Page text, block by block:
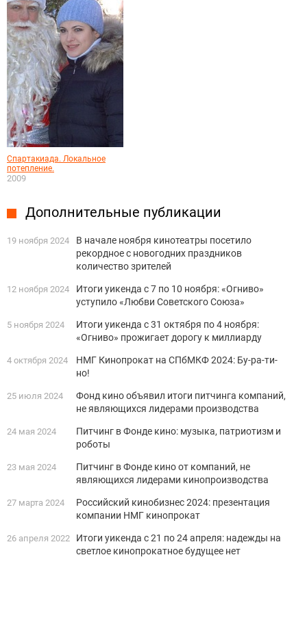
Спартакиада. Локальное
потепление.
2009
Дополнительные публикации
19 ноября 2024
В начале ноября кинотеатры посетило
рекордное с новогодних праздников
количество зрителей
12 ноября 2024
Итоги уикенда с 7 по 10 ноября: «Огниво»
уступило «Любви Советского Союза»
5 ноября 2024
Итоги уикенда с 31 октября по 4 ноября:
«Огниво» прожигает дорогу к миллиарду
4 октября 2024
НМГ Кинопрокат на СПбМКФ 2024: Бу-ра-ти-
но!
25 июля 2024
Фонд кино объявил итоги питчинга компаний,
не являющихся лидерами производства
24 мая 2024
Питчинг в Фонде кино: музыка, патриотизм и
роботы
23 мая 2024
Питчинг в Фонде кино от компаний, не
являющихся лидерами кинопроизводства
27 марта 2024
Российский кинобизнес 2024: презентация
компании НМГ кинопрокат
26 апреля 2022
Итоги уикенда с 21 по 24 апреля: надежды на
светлое кинопрокатное будущее нет